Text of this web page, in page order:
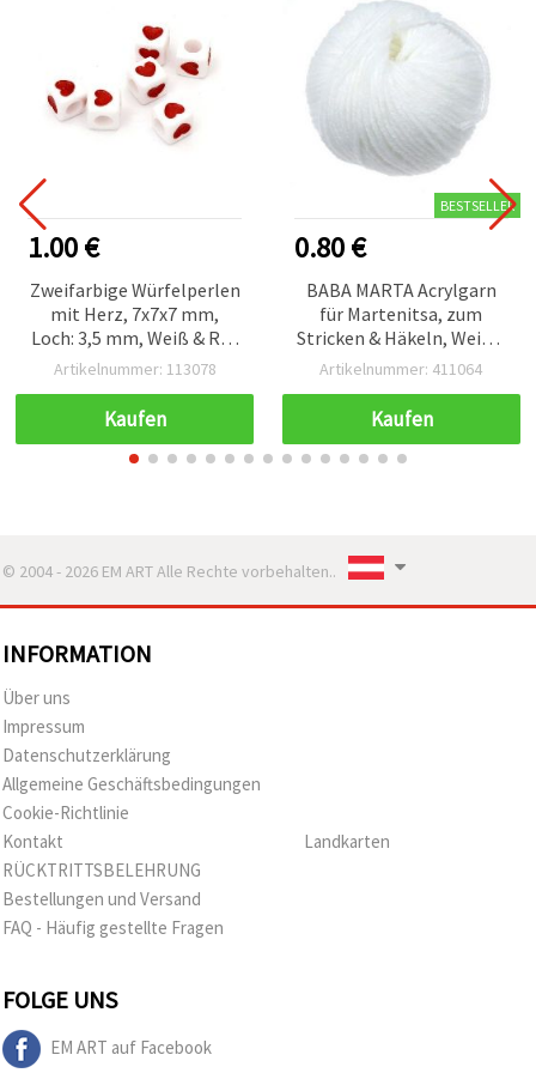
1.00 €
Zweifarbige Würfelperlen
mit Herz, 7x7x7 mm,
Loch: 3,5 mm, Weiß & Rot
– 20 g (ca. 85 Stk.)
Artikelnummer: 113078
Kaufen
BESTSELLER
0.80 €
BABA MARTA Acrylgarn
für Martenitsa, zum
Stricken & Häkeln, Weiß –
25 g
Artikelnummer: 411064
Kaufen
© 2004 - 2026 EM ART Alle Rechte vorbehalten..
INFORMATION
Über uns
Impressum
Datenschutzerklärung
Allgemeine Geschäftsbedingungen
Cookie-Richtlinie
Kontakt
RÜCKTRITTSBELEHRUNG
Bestellungen und Versand
FAQ - Häufig gestellte Fragen
Landkarten
FOLGE UNS
EM ART auf Facebook